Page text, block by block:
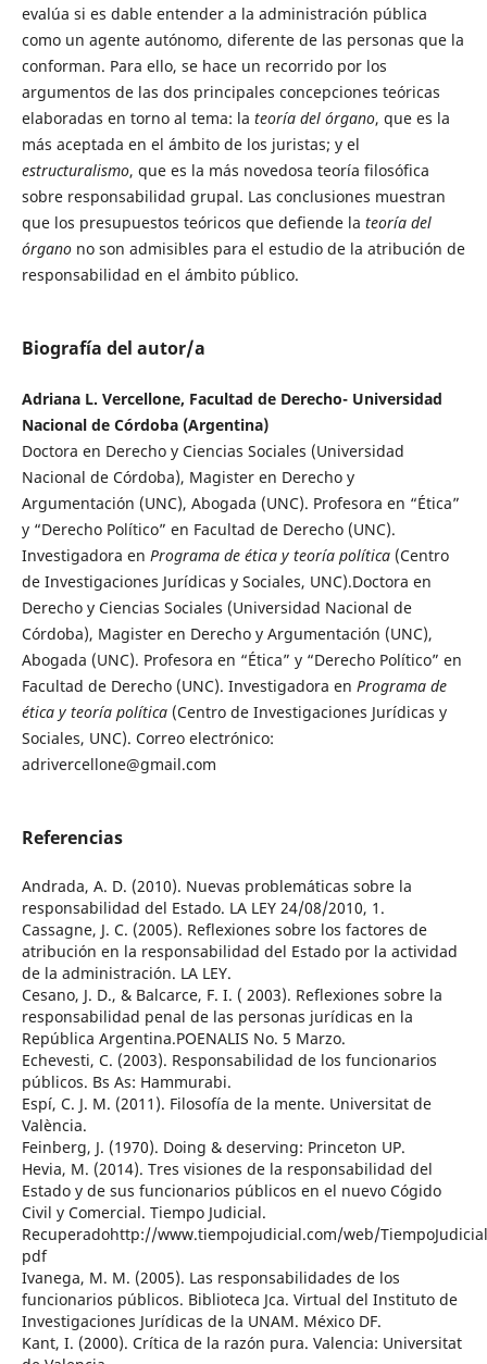
evalúa si es dable entender a la administración pública
como un agente autónomo, diferente de las personas que la
conforman. Para ello, se hace un recorrido por los
argumentos de las dos principales concepciones teóricas
elaboradas en torno al tema: la teoría del órgano, que es la
más aceptada en el ámbito de los juristas; y el
estructuralismo, que es la más novedosa teoría filosófica
sobre responsabilidad grupal. Las conclusiones muestran
que los presupuestos teóricos que defiende la teoría del
órgano no son admisibles para el estudio de la atribución de
responsabilidad en el ámbito público.
Biografía del autor/a
Adriana L. Vercellone, Facultad de Derecho- Universidad
Nacional de Córdoba (Argentina)
Doctora en Derecho y Ciencias Sociales (Universidad
Nacional de Córdoba), Magister en Derecho y
Argumentación (UNC), Abogada (UNC). Profesora en “Ética”
y “Derecho Político” en Facultad de Derecho (UNC).
Investigadora en Programa de ética y teoría política(Centro
de Investigaciones Jurídicas y Sociales, UNC).Doctora en
Derecho y Ciencias Sociales (Universidad Nacional de
Córdoba), Magister en Derecho y Argumentación (UNC),
Abogada (UNC). Profesora en “Ética” y “Derecho Político” en
Facultad de Derecho (UNC). Investigadora en Programa de
ética y teoría política(Centro de Investigaciones Jurídicas y
Sociales, UNC). Correo electrónico:
adrivercellone@gmail.com
Referencias
Andrada, A. D. (2010). Nuevas problemáticas sobre la
responsabilidad del Estado. LA LEY 24/08/2010, 1.
Cassagne, J. C. (2005). Reflexiones sobre los factores de
atribución en la responsabilidad del Estado por la actividad
de la administración. LA LEY.
Cesano, J. D., & Balcarce, F. I. ( 2003). Reflexiones sobre la
responsabilidad penal de las personas jurídicas en la
República Argentina.POENALIS No. 5 Marzo.
Echevesti, C. (2003). Responsabilidad de los funcionarios
públicos. Bs As: Hammurabi.
Espí, C. J. M. (2011). Filosofía de la mente. Universitat de
València.
Feinberg, J. (1970). Doing & deserving: Princeton UP.
Hevia, M. (2014). Tres visiones de la responsabilidad del
Estado y de sus funcionarios públicos en el nuevo Cógido
Civil y Comercial. Tiempo Judicial.
Recuperadohttp://www.tiempojudicial.com/web/
pdf
Ivanega, M. M. (2005). Las responsabilidades de los
funcionarios públicos. Biblioteca Jca. Virtual del Instituto de
Investigaciones Jurídicas de la UNAM. México DF.
Kant, I. (2000). Crítica de la razón pura. Valencia: Universitat